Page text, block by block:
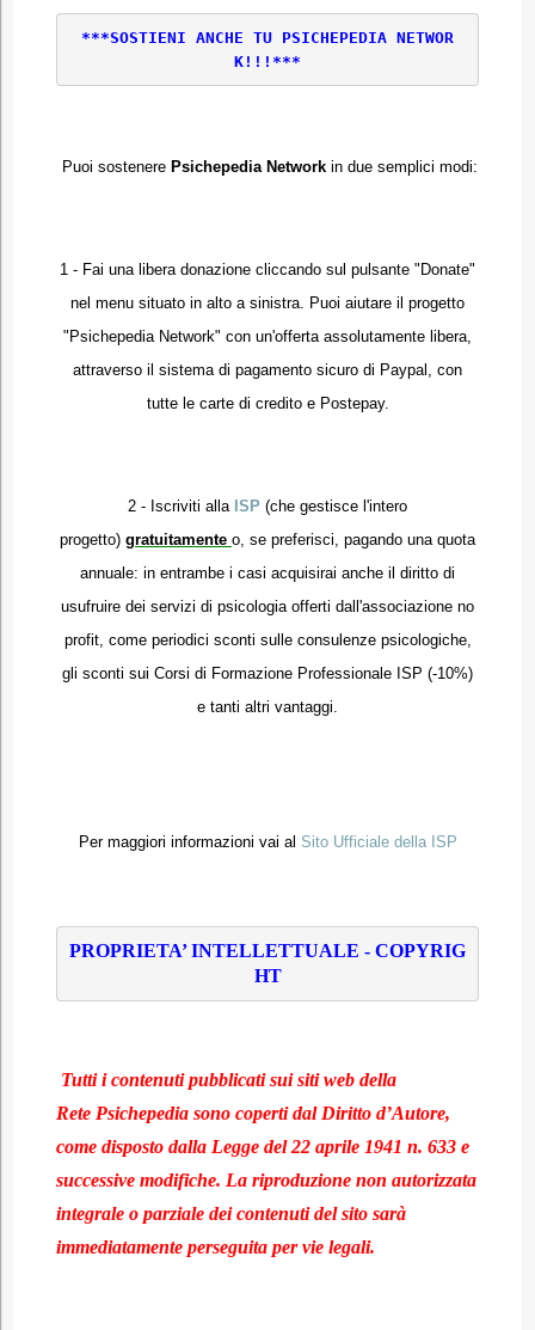
***SOSTIENI ANCHE TU PSICHEPEDIA NETWOR
K!!! ***
Puoi sostenere Psichepedia Network in due semplici modi:
1 - Fai una libera donazione cliccando sul pulsante "Donate"
nel menu situato in alto a sinistra. Puoi aiutare il progetto
"Psichepedia Network" con un'offerta assolutamente libera,
attraverso il sistema di pagamento sicuro di Paypal, con
tutte le carte di credito e Postepay.
2 - Iscriviti alla ISP (che gestisce l'intero
progetto) gratuitamente o, se preferisci, pagando una quota
annuale: in entrambe i casi acquisirai anche il diritto di
usufruire dei servizi di psicologia offerti dall'associazione no
profit, come periodici sconti sulle consulenze psicologiche,
gli sconti sui Corsi di Formazione Professionale ISP (-10%)
e tanti altri vantaggi.
Per maggiori informazioni vai al Sito Ufficiale della ISP
PROPRIETA’ INTELLETTUALE - COPYRIG
HT
Tutti i contenuti pubblicati sui siti web della
Rete Psichepedia sono coperti dal Diritto d’Autore,
come disposto dalla Legge del 22 aprile 1941 n. 633 e
successive modifiche. La riproduzione non autorizzata
integrale o parziale dei contenuti del sito sarà
immediatamente perseguita per vie legali.